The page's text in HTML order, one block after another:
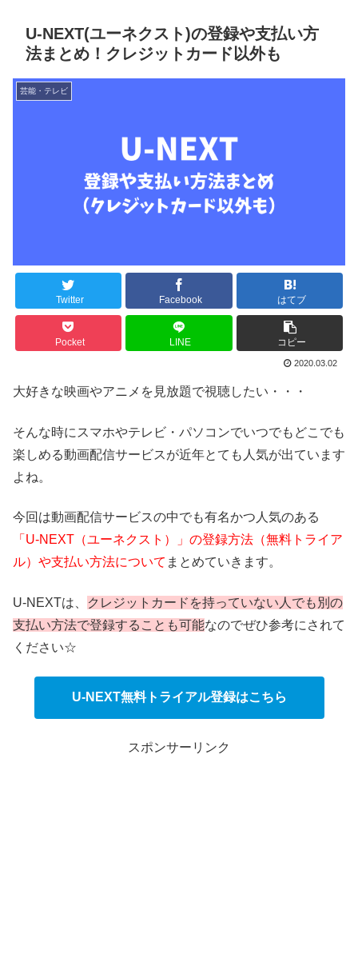
U-NEXT(ユーネクスト)の登録や支払い方
法まとめ！クレジットカード以外も
芸能・テレビ
Twitter Facebook はてブ
Pocket LINE コピー
2020.03.02
大好きな映画やアニメを見放題で視聴したい・・・
そんな時にスマホやテレビ・パソコンでいつでもどこでも
楽しめる動画配信サービスが近年とても人気が出ています
よね。
今回は動画配信サービスの中でも有名かつ人気のある
「U-NEXT（ユーネクスト）」の登録方法（無料トライア
ル）や支払い方法について まとめていきます。
U-NEXTは、
クレジットカードを持っていない人でも別の
支払い方法で登録することも可能なのでぜひ参考にされて
ください☆
U-NEXT無料トライアル登録はこちら
スポンサーリンク